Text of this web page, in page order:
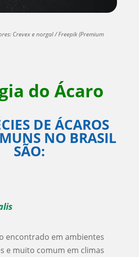
Crevex e norgal / Freepik (Premium
do Ácaro
DE ÁCAROS
NO BRASIL
SÃO:
encontrado em ambientes
e muito comum em climas